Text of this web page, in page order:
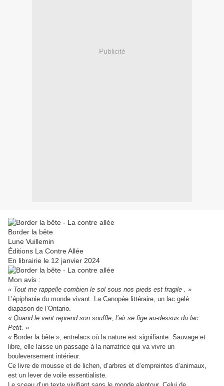
Publicité
Border la bête
Lune Vuillemin
Éditions La Contre Allée
En librairie le 12 janvier 2024
Mon avis :
« Tout me rappelle combien le sol sous nos pieds est fragile . »
L’épiphanie du monde vivant. La Canopée littéraire, un lac gelé
diapason de l’Ontario.
« Quand le vent reprend son souffle, l’air se fige au-dessus du lac
Petit. »
« Border la bête », entrelacs où la nature est signifiante. Sauvage et
libre, elle laisse un passage à la narratrice qui va vivre un
bouleversement intérieur.
Ce livre de mousse et de lichen, d’arbres et d’empreintes d’animaux,
est un lever de voile essentialiste.